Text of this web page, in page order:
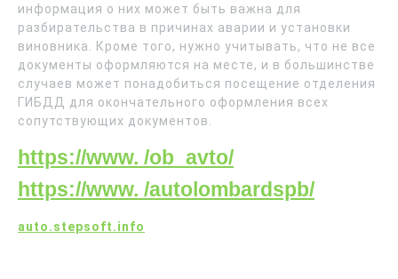
информация о них может быть важна для
разбирательства в причинах аварии и установки
виновника. Кроме того, нужно учитывать, что не все
документы оформляются на месте, и в большинстве
случаев может понадобиться посещение отделения
ГИБДД для окончательного оформления всех
сопутствующих документов.
https://www. /ob_avto/
https://www. /autolombardspb/
auto.stepsoft.info